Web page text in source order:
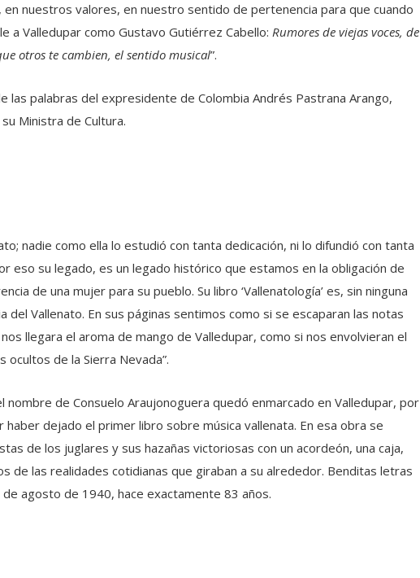
en nuestros valores, en nuestro sentido de pertenencia para que cuando
a Valledupar como Gustavo Gutiérrez Cabello: Rumores de viejas voces, de
otros te cambien, el sentido musical”.
las palabras del expresidente de Colombia Andrés Pastrana Arango,
Ministra de Cultura.
nadie como ella lo estudió con tanta dedicación, ni lo difundió con tanta
eso su legado, es un legado histórico que estamos en la obligación de
de una mujer para su pueblo. Su libro ‘Vallenatología’ es, sin ninguna
del Vallenato. En sus páginas sentimos como si se escaparan las notas
llegara el aroma de mango de Valledupar, como si nos envolvieran el
ocultos de la Sierra Nevada”.
nombre de Consuelo Araujonoguera quedó enmarcado en Valledupar, por
haber dejado el primer libro sobre música vallenata. En esa obra se
de los juglares y sus hazañas victoriosas con un acordeón, una caja,
de las realidades cotidianas que giraban a su alrededor. Benditas letras
de agosto de 1940, hace exactamente 83 años.